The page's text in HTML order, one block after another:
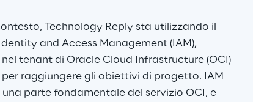
Technology Reply sta utilizzando il
and Access Management (IAM),
tenant di Oracle Cloud Infrastructure (OCI)
raggiungere gli obiettivi di progetto. IAM
parte fondamentale del servizio OCI, e